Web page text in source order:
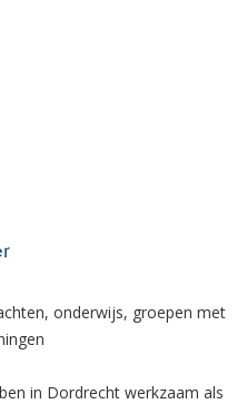
onderwijs, groepen met
in Dordrecht werkzaam als